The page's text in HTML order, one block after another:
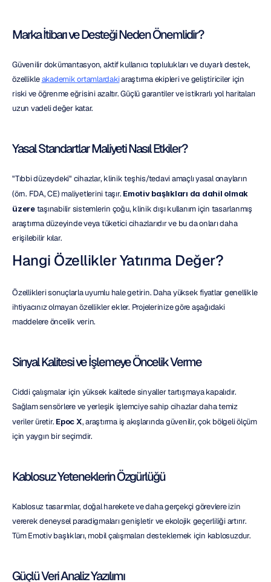
Marka İtibarı ve Desteği Neden Önemlidir?
Güvenilir dokümantasyon, aktif kullanıcı toplulukları ve duyarlı destek,
özellikle akademik ortamlardaki araştırma ekipleri ve geliştiriciler için
riski ve öğrenme eğrisini azaltır. Güçlü garantiler ve istikrarlı yol haritaları
uzun vadeli değer katar.
Yasal Standartlar Maliyeti Nasıl Etkiler?
"Tıbbi düzeydeki" cihazlar, klinik teşhis/tedavi amaçlı yasal onayların
(örn. FDA, CE) maliyetlerini taşır. Emotiv başlıkları da dahil olmak
üzere taşınabilir sistemlerin çoğu, klinik dışı kullanım için tasarlanmış
araştırma düzeyinde veya tüketici cihazlarıdır ve bu da onları daha
erişilebilir kılar.
Hangi Özellikler Yatırıma Değer?
Özellikleri sonuçlarla uyumlu hale getirin. Daha yüksek fiyatlar genellikle
ihtiyacınız olmayan özellikler ekler. Projelerinize göre aşağıdaki
maddelere öncelik verin.
Sinyal Kalitesi ve İşlemeye Öncelik Verme
Ciddi çalışmalar için yüksek kalitede sinyaller tartışmaya kapalıdır.
Sağlam sensörlere ve yerleşik işlemciye sahip cihazlar daha temiz
veriler üretir. Epoc X, araştırma iş akışlarında güvenilir, çok bölgeli ölçüm
için yaygın bir seçimdir.
Kablosuz Yeteneklerin Özgürlüğü
Kablosuz tasarımlar, doğal harekete ve daha gerçekçi görevlere izin
vererek deneysel paradigmaları genişletir ve ekolojik geçerliliği artırır.
Tüm Emotiv başlıkları, mobil çalışmaları desteklemek için kablosuzdur.
Güçlü Veri Analiz Yazılımı